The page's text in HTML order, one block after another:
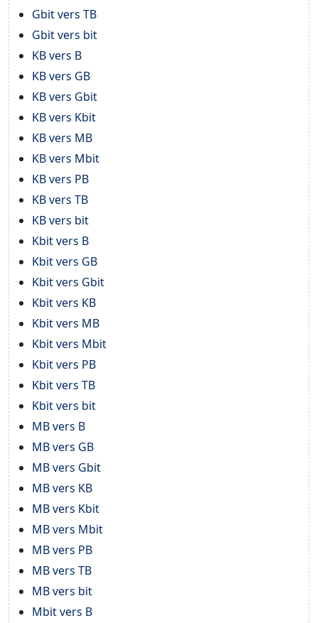
Gbit vers TB
Gbit vers bit
KB vers B
KB vers GB
KB vers Gbit
KB vers Kbit
KB vers MB
KB vers Mbit
KB vers PB
KB vers TB
KB vers bit
Kbit vers B
Kbit vers GB
Kbit vers Gbit
Kbit vers KB
Kbit vers MB
Kbit vers Mbit
Kbit vers PB
Kbit vers TB
Kbit vers bit
MB vers B
MB vers GB
MB vers Gbit
MB vers KB
MB vers Kbit
MB vers Mbit
MB vers PB
MB vers TB
MB vers bit
Mbit vers B